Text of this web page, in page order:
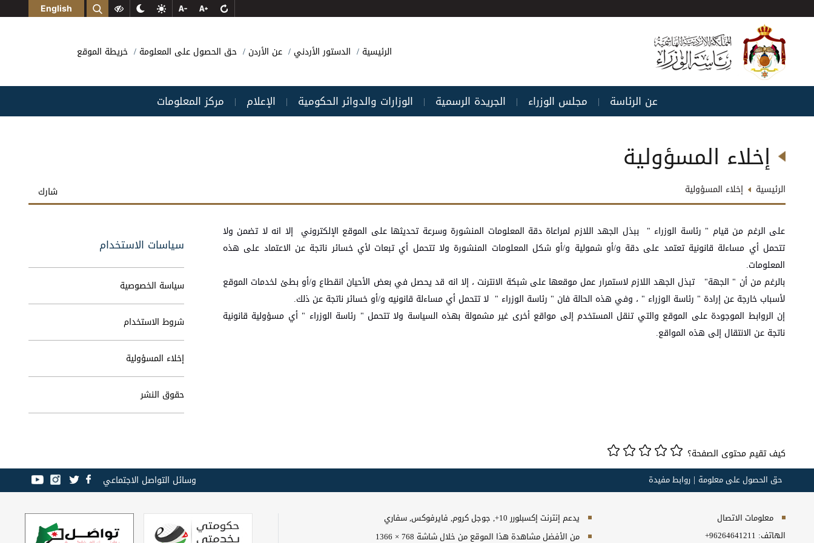
English
الرئيسية الدستور الأردني عن الأردن حق الحصول على المعلومة خريطة الموقع
عن الرئاسة | مجلس الوزراء | الجريدة الرسمية | الوزارات والدوائر الحكومية | الإعلام | مركز المعلومات
إخلاء المسؤولية
الرئيسية إخلاء المسؤولية شارك
على الرغم من قيام " رئاسة الوزراء " ببذل الجهد اللازم لمراعاة دقة المعلومات المنشورة وسرعة تحديثها على الموقع الإلكتروني إلا انه لا تضمن ولا
تتحمل أي مساءلة قانونية تعتمد على دقة و/أو شمولية و/أو شكل المعلومات المنشورة ولا تتحمل أي تبعات لأي خسائر ناتجة عن الاعتماد على هذه
المعلومات.
بالرغم من أن " الجهة" تبذل الجهد اللازم لاستمرار عمل موقعها على شبكة الانترنت ، إلا انه قد يحصل في بعض الأحيان انقطاع و/أو بطئ لخدمات الموقع
لأسباب خارجة عن إرادة " رئاسة الوزراء " ، وفي هذه الحالة فان " رئاسة الوزراء " لا تتحمل أي مساءلة قانونيه و/أو خسائر ناتجة عن ذلك.
إن الروابط الموجودة على الموقع والتي تنقل المستخدم إلى مواقع أخرى غير مشمولة بهذه السياسة ولا تتحمل " رئاسة الوزراء " أي مسؤولية قانونية
ناتجة عن الانتقال إلى هذه المواقع.
سياسات الاستخدام
سياسة الخصوصية
شروط الاستخدام
إخلاء المسؤولية
حقوق النشر
كيف تقيم محتوى الصفحة؟
حق الحصول على معلومة روابط مفيدة وسائل التواصل الاجتماعي
معلومات الاتصال
الهاتف: +96264641211
يدعم إنترنت إكسبلورر 10+, جوجل كروم, فايرفوكس, سفاري
من الأفضل مشاهدة هذا الموقع من خلال شاشة 768 × 1366